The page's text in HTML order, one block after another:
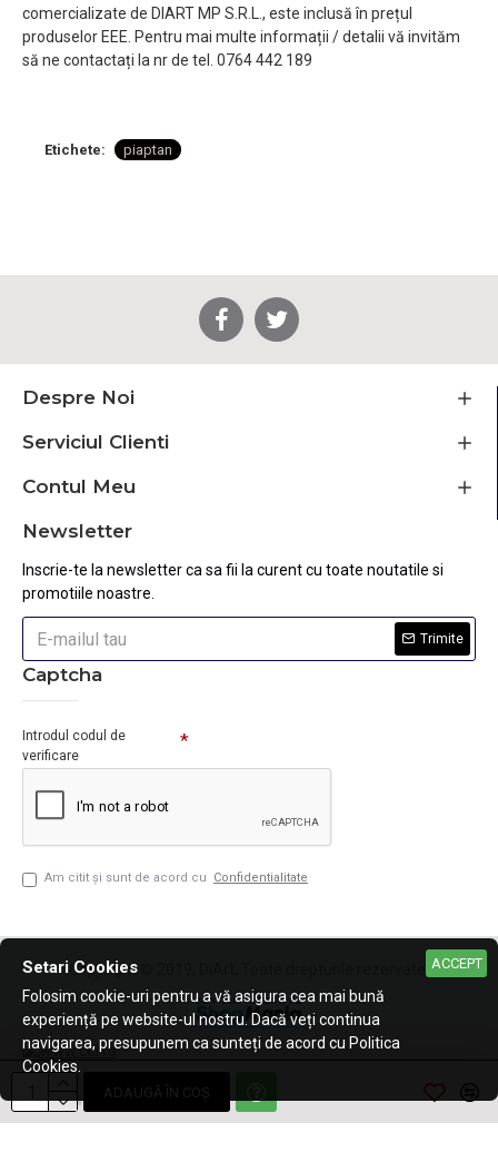
ADAUGĂ ÎN COŞ
comercializate de DIART MP S.R.L., este inclusă în prețul
produselor EEE. Pentru mai multe informații / detalii vă invităm
să ne contactați la nr de tel. 0764 442 189
Etichete: piaptan
Despre Noi
Serviciul Clienti
Contul Meu
Newsletter
Inscrie-te la newsletter ca sa fii la curent cu toate noutatile si
promotiile noastre.
Trimite
Captcha
Introdul codul de
verificare
Am citit şi sunt de acord cu Confidentialitate
Copyright © 2019, DiArt, Toate drepturile rezervate. ACCEPT
Setari Cookies
Folosim cookie-uri pentru a vă asigura cea mai bună
experiență pe website-ul nostru. Dacă veți continua
navigarea, presupunem ca sunteți de acord cu Politica
Cookies.